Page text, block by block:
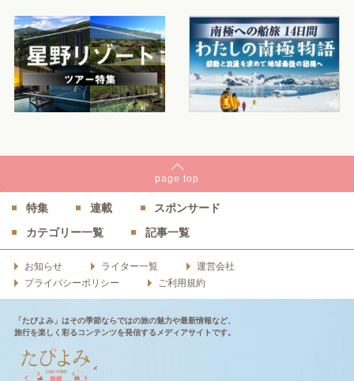
page top
特集 連載
スポンサード
カテゴリー一覧
記事一覧
お知らせ ライター一覧
運営会社
プライバシーポリシー
ご利用規約
「たびよみ」はその季節ならではの旅の魅力や最新情報など、
旅行を楽しく彩るコンテンツを発信するメディアサイトです。